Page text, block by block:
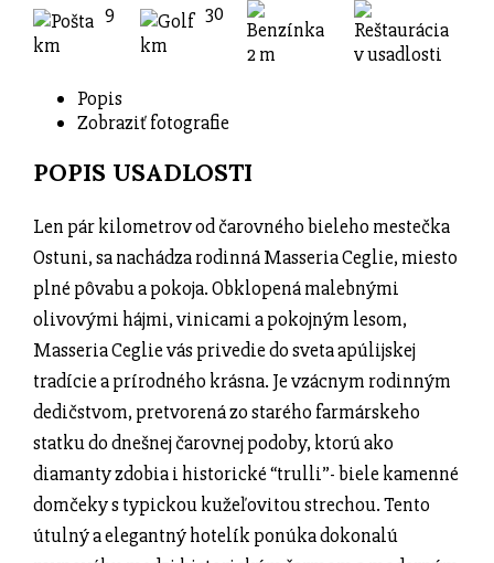
9
km
30
km
2 m
v usadlosti
Popis
Zobraziť fotografie
POPIS USADLOSTI
Len pár kilometrov od čarovného bieleho mestečka
Ostuni, sa nachádza rodinná Masseria Ceglie, miesto
plné pôvabu a pokoja. Obklopená malebnými
olivovými hájmi, vinicami a pokojným lesom,
Masseria Ceglie vás privedie do sveta apúlijskej
tradície a prírodného krásna. Je vzácnym rodinným
dedičstvom, pretvorená zo starého farmárskeho
statku do dnešnej čarovnej podoby, ktorú ako
diamanty zdobia i historické “trulli”- biele kamenné
domčeky s typickou kužeľovitou strechou. Tento
útulný a elegantný hotelík ponúka dokonalú